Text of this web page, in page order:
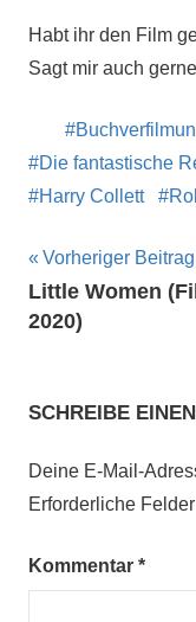
Habt ihr den Film
Sagt mir auch
Die fantastische
Harry Collett
Vorheriger Beitrag
Little Women
2020)
SCHREIBE
Deine E-Mail-
Erforderliche
Kommentar *